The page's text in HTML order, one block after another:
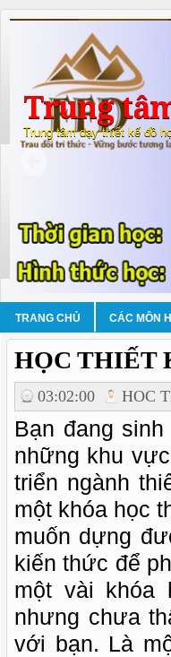
Trung
Trung tâm dạy thiết kế đồ
TRANG CHỦ CÁC MÔN
HỌC THIẾT
03:02:00 HOC
Bạn đang
những khu
triển ngành
một khóa học
muốn dựng
kiến thức để
một vài khóa
nhưng chưa
với bạn. Là